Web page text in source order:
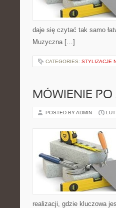
daje się czytać tak samo
Muzyczna […]
CATEGORIES: STYLIZACJE
MÓWIENIE
POSTED BY ADMIN
realizacji, gdzie kluczowa